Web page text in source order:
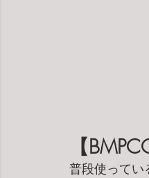
【
普段使ってい